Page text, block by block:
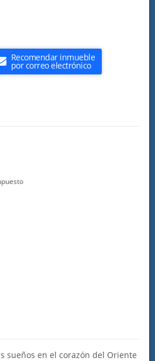
Recomendar inmueble
por correo electrónico
sueños en el corazón del Oriente